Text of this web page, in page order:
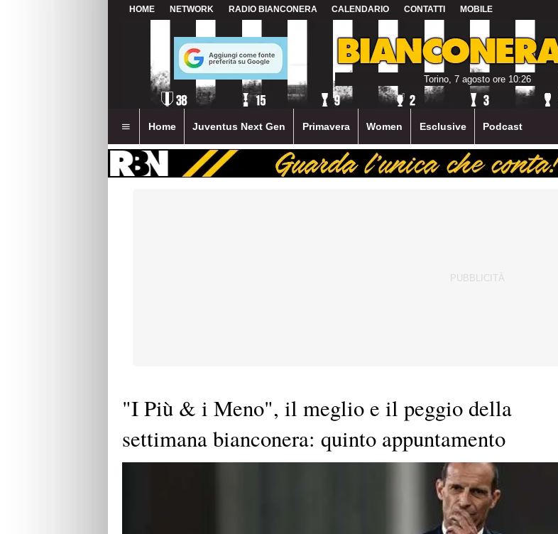
HOME NETWORK RADIO BIANCONERA CALENDARIO CONTATTI MOBILE
Torino, 7 agosto ore 10:26
Home Juventus Next Gen Primavera Women Esclusive Podcast
"I Più & i Meno", il meglio e il peggio della
settimana bianconera: quinto appuntamento